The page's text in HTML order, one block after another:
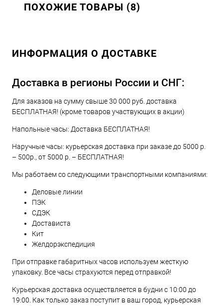
ПОХОЖИЕ ТОВАРЫ (8)
ИНФОРМАЦИЯ О ДОСТАВКЕ
Доставка в регионы России и СНГ:
Для заказов на сумму свыше 30 000 руб. доставка
БЕСПЛАТНАЯ! (кроме товаров участвующих в акции)
Напольные часы: Доставка БЕСПЛАТНАЯ!
Наручные часы: курьерская доставка при заказе до 5000 р.
– 500р., от 5000 р. – БЕСПЛАТНАЯ!
Мы работаем со следующими транспортными компаниями:
Деловые линии
ПЭК
СДЭК
Достависта
Кит
Желдорэкспедиция
При отправке габаритных часов используем жесткую
упаковку. Все часы страхуются перед отправкой!
Курьерская доставка осуществляется в будни с 10:00 до
19:00. Как только заказ поступит в ваш город, курьерская